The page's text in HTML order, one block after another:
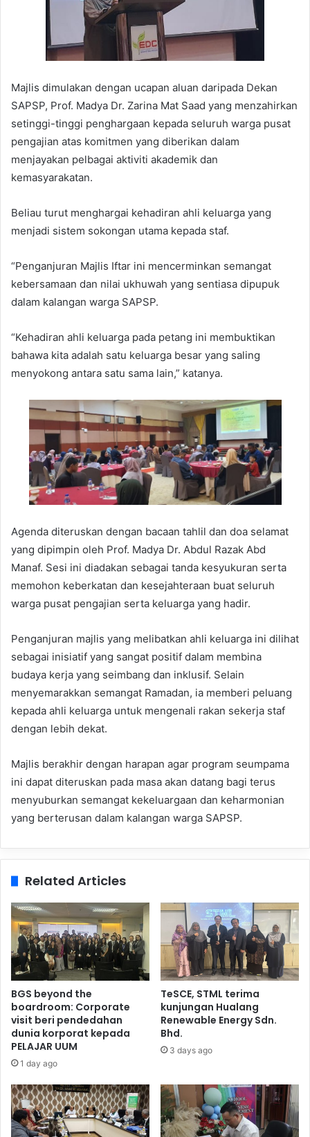
Majlis dimulakan dengan ucapan aluan daripada Dekan
SAPSP, Prof. Madya Dr. Zarina Mat Saad yang menzahirkan
setinggi-tinggi penghargaan kepada seluruh warga pusat
pengajian atas komitmen yang diberikan dalam
menjayakan pelbagai aktiviti akademik dan
kemasyarakatan.
Beliau turut menghargai kehadiran ahli keluarga yang
menjadi sistem sokongan utama kepada staf.
“Penganjuran Majlis Iftar ini mencerminkan semangat
kebersamaan dan nilai ukhuwah yang sentiasa dipupuk
dalam kalangan warga SAPSP.
“Kehadiran ahli keluarga pada petang ini membuktikan
bahawa kita adalah satu keluarga besar yang saling
menyokong antara satu sama lain,” katanya.
Agenda diteruskan dengan bacaan tahlil dan doa selamat
yang dipimpin oleh Prof. Madya Dr. Abdul Razak Abd
Manaf. Sesi ini diadakan sebagai tanda kesyukuran serta
memohon keberkatan dan kesejahteraan buat seluruh
warga pusat pengajian serta keluarga yang hadir.
Penganjuran majlis yang melibatkan ahli keluarga ini dilihat
sebagai inisiatif yang sangat positif dalam membina
budaya kerja yang seimbang dan inklusif. Selain
menyemarakkan semangat Ramadan, ia memberi peluang
kepada ahli keluarga untuk mengenali rakan sekerja staf
dengan lebih dekat.
Majlis berakhir dengan harapan agar program seumpama
ini dapat diteruskan pada masa akan datang bagi terus
menyuburkan semangat kekeluargaan dan keharmonian
yang berterusan dalam kalangan warga SAPSP.
Related Articles
BGS beyond the
boardroom: Corporate
visit beri pendedahan
dunia korporat kepada
PELAJAR UUM
1 day ago
TeSCE, STML terima
kunjungan Hualang
Renewable Energy Sdn.
Bhd.
3 days ago